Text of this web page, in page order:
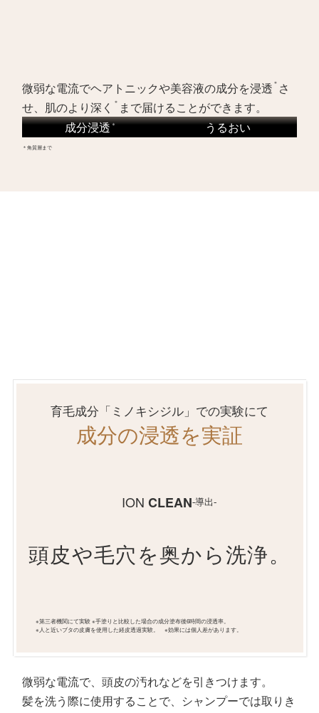
微弱な電流でヘアトニックや美容液の成分を浸透 ＊ さ
せ、肌のより深く
＊ まで届けることができます。
成分浸透＊ うるおい
＊角質層まで
育毛成分「ミノキシジル」での実験にて
成分の浸透を実証
※第三者機関にて実験 ※手塗りと比較した場合の成分塗布後6時間の浸透率。
※人と近いブタの皮膚を使用した経皮透過実験。 ※効果には個人差があります。
ION CLEAN-導出-
頭皮や毛穴を奥から洗浄。
微弱な電流で、頭皮の汚れなどを引きつけます。
髪を洗う際に使用することで、シャンプーでは取りき